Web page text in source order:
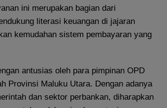
ini merupakan bagian dari
literasi keuangan di jajaran
kemudahan sistem pembayaran yang
antusias oleh para pimpinan OPD
Provinsi Maluku Utara. Dengan adanya
dan sektor perbankan, diharapkan